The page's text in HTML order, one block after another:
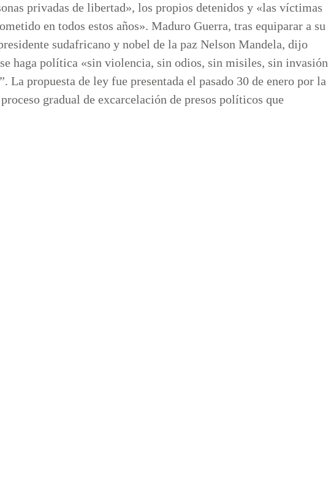
privadas de libertad», los propios detenidos y «las víctimas
en todos estos años». Maduro Guerra, tras equiparar a su
sudafricano y nobel de la paz Nelson Mandela, dijo
haga política «sin violencia, sin odios, sin misiles, sin invasión
La propuesta de ley fue presentada el pasado 30 de enero por la
gradual de excarcelación de presos políticos que